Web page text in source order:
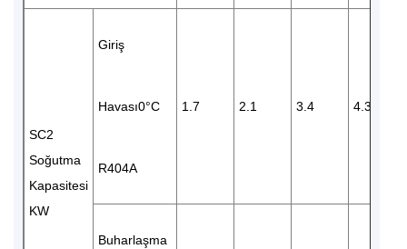
SC2
Soğutma
Kapasitesi
KW
Giriş
Havası0°C
R404A
1.7 2.1 3.4 4.3
Buharlaşma